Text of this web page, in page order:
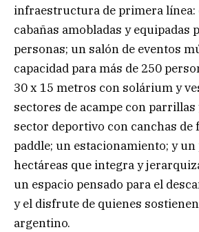
infraestructura de primera línea:
cabañas amobladas y equipadas
personas; un salón de eventos
capacidad para más de 250
30 x 15 metros con solárium y
sectores de acampe con
sector deportivo con canchas de
paddle; un estacionamiento; y un
hectáreas que integra y
un espacio pensado para el
y el disfrute de quienes
argentino.